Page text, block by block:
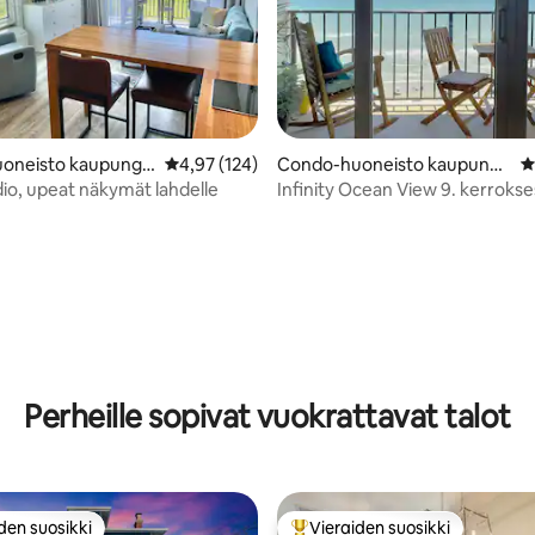
5, 130 arvostelua
kaupungis Keskimääräinen arvio 4,97/5, 124 arvostelua
4,97 (124)
upeat näkymät lahdelle
Condo-huoneisto kaupungi
ssa Galveston
Infinity Ocean View 9.
Perheille sopivat vuokrattavat talot
suosikki Vieraiden suosikki